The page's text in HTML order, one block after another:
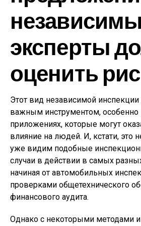
эксперты
оценить
Этот вид независимой инспекции
важным инструментом, особенно
приложениях, которые могут
влияние на людей. И, кстати, это
уже видим подобные
случаи в действии в самых
начиная от автомобильных
проверками общетехнического
финансового аудита.
Однако с некоторыми методами